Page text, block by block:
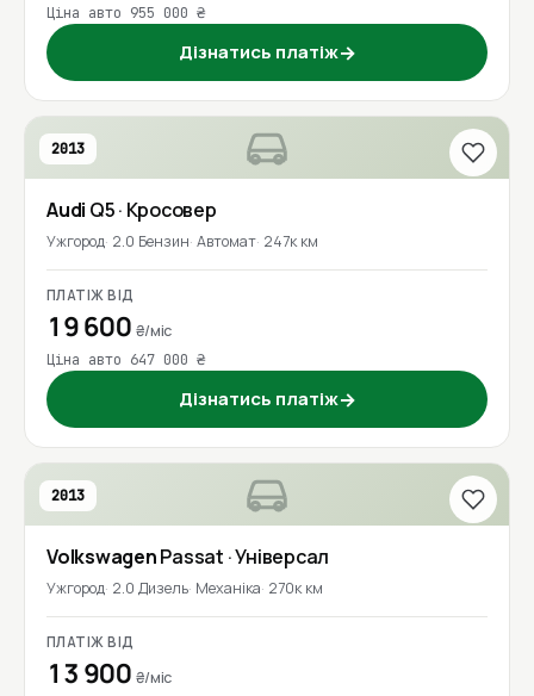
Ціна авто 955 000 ₴
Дізнатись платіж→
2013
Audi Q5· Кросовер
Ужгород 2.0 Бензин Автомат 247к км
ПЛАТІЖ ВІД
19 600 ₴/міс
Ціна авто 647 000 ₴
Дізнатись платіж→
2013
VolkswagenPassat · Універсал
Ужгород 2.0 Дизель Механіка 270к км
ПЛАТІЖ ВІД
13 900 ₴/міс